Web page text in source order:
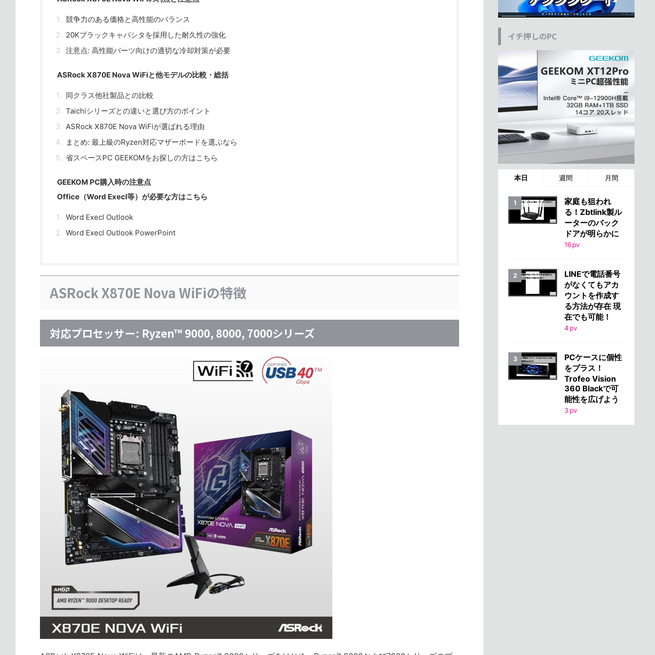
競争力のある価格と高性能のバランス
20Kブラックキャパシタを採用した耐久性の強化
注意点: 高性能パーツ向けの適切な冷却対策が必要
ASRock X870E Nova WiFiと他モデルの比較・総括
同クラス他社製品との比較
Taichiシリーズとの違いと選び方のポイント
ASRock X870E Nova WiFiが選ばれる理由
まとめ: 最上級のRyzen対応マザーボードを選ぶなら
省スペースPC GEEKOMをお探しの方はこちら
GEEKOM PC購入時の注意点
Office（Word Execl等）が必要な方はこちら
Word Execl Outlook
Word Execl Outlook PowerPoint
ASRock X870E Nova WiFiの特徴
対応プロセッサー: Ryzen™ 9000, 8000, 7000シリーズ
イチ押しのPC
本日 週間 月間
家庭も狙われ
る！Zbtlink製ル
ーターのバック
ドアが明らかに
16pv
LINEで電話番号
がなくてもアカ
ウントを作成す
る方法が存在 現
在でも可能！
4 pv
PCケースに個性
をプラス！
Trofeo Vision
360 Blackで可
能性を広げよう
3 pv